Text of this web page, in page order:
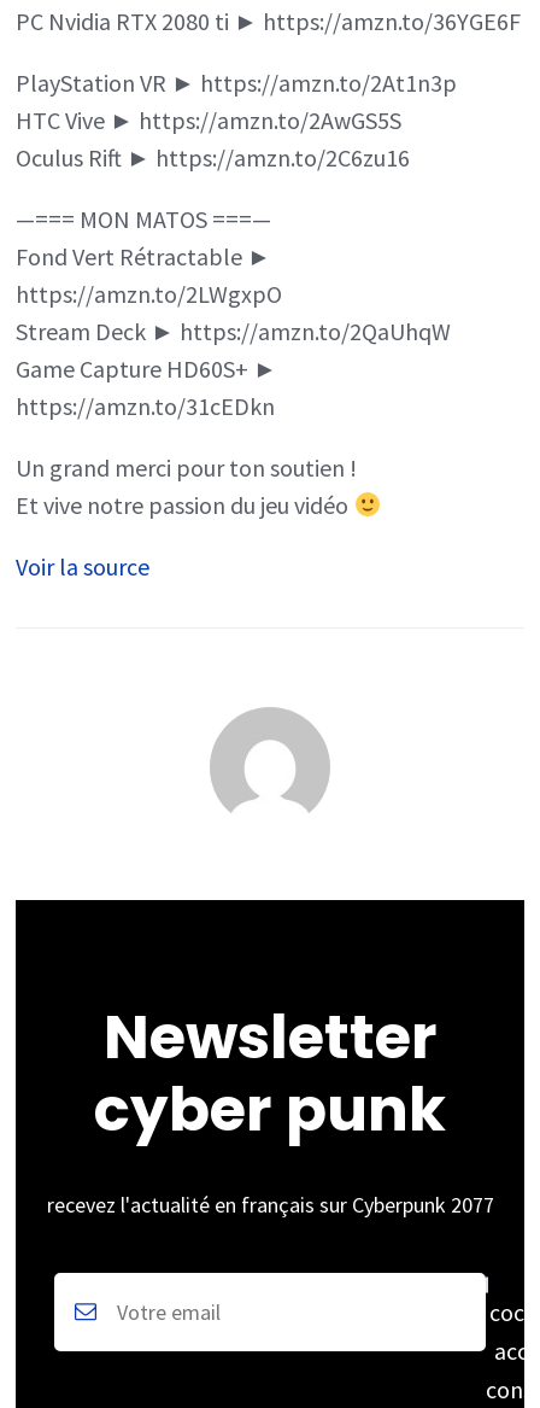
PC Nvidia RTX 2080 ti ► https://amzn.to/36YGE6F
PlayStation VR ► https://amzn.to/2At1n3p
HTC Vive ► https://amzn.to/2AwGS5S
Oculus Rift ► https://amzn.to/2C6zu16
—=== MON MATOS ===—
Fond Vert Rétractable ►
https://amzn.to/2LWgxpO
Stream Deck ► https://amzn.to/2QaUhqW
Game Capture HD60S+ ►
https://amzn.to/31cEDkn
Un grand merci pour ton soutien !
Et vive notre passion du jeu vidéo
Voir la source
Newsletter
cyber punk
recevez l'actualité en français sur Cyberpunk 2077